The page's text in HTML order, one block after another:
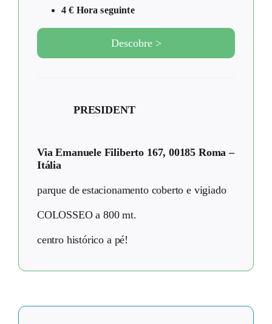
4 € Hora seguinte
Descobre >
PRESIDENT
Via Emanuele Filiberto 167, 00185 Roma –
Itália
parque de estacionamento coberto e vigiado
COLOSSEO a 800 mt.
centro histórico a pé!